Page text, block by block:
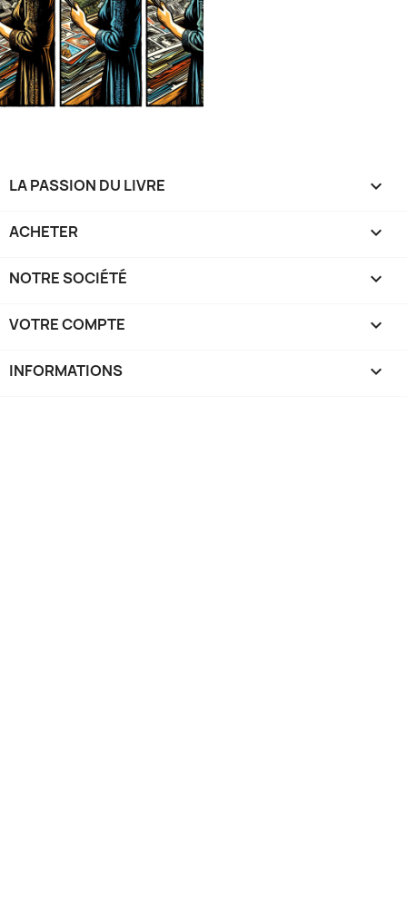
LA PASSION DU LIVRE 
ACHETER 
NOTRE SOCIÉTÉ 
VOTRE COMPTE 
INFORMATIONS keyboard_arrow_down